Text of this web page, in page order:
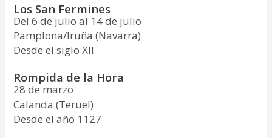
Los San Fermines
Del 6 de julio al 14 de julio
Pamplona/Iruña (Navarra)
Desde el siglo XII
Rompida de la Hora
28 de marzo
Calanda (Teruel)
Desde el año 1127